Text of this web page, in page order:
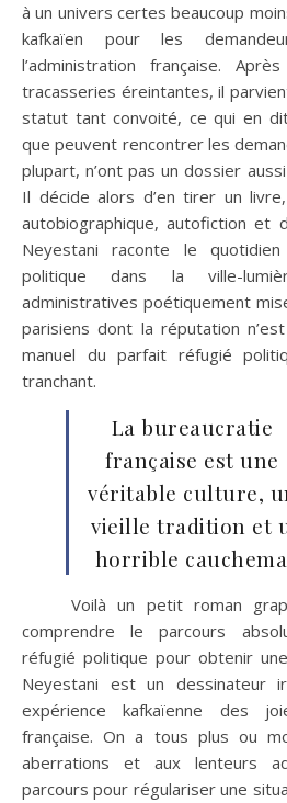
à un univers certes beaucoup
kafkaïen pour les
l’administration française.
tracasseries éreintantes, il
statut tant convoité, ce qui en
que peuvent rencontrer les
plupart, n’ont pas un dossier
Il décide alors d’en tirer un
autobiographique, autofiction et
Neyestani raconte le
politique dans la ville-
administratives poétiquement
parisiens dont la réputation
manuel du parfait réfugié
tranchant.
La bureaucratie
française est une
véritable culture,
vieille tradition et
horrible
Voilà un petit roman
comprendre le parcours
réfugié politique pour obtenir
Neyestani est un dessinateur
expérience kafkaïenne des
française. On a tous plus ou
aberrations et aux lenteurs
parcours pour régulariser une